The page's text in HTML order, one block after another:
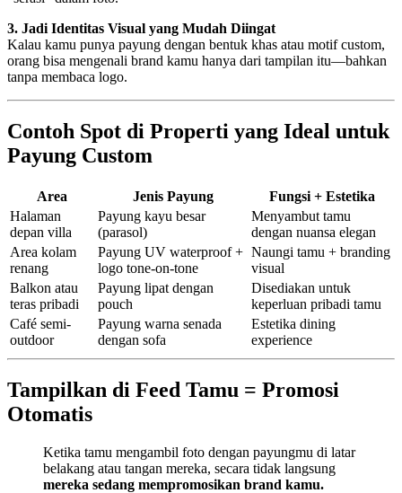
3. Jadi Identitas Visual yang Mudah Diingat
Kalau kamu punya payung dengan bentuk khas atau motif custom,
orang bisa mengenali brand kamu hanya dari tampilan itu—bahkan
tanpa membaca logo.
Contoh Spot di Properti yang Ideal untuk
Payung Custom
Area Jenis Payung
Fungsi + Estetika
Halaman
depan villa
Payung kayu besar
(parasol)
Menyambut tamu
dengan nuansa elegan
Area kolam
renang
Payung UV waterproof +
logo tone-on-tone
Naungi tamu + branding
visual
Balkon atau
teras pribadi
Payung lipat dengan
pouch
Disediakan untuk
keperluan pribadi tamu
Café semi-
outdoor
Payung warna senada
dengan sofa
Estetika dining
experience
Tampilkan di Feed Tamu = Promosi
Otomatis
Ketika tamu mengambil foto dengan payungmu di latar
belakang atau tangan mereka, secara tidak langsung
mereka sedang mempromosikan brand kamu.